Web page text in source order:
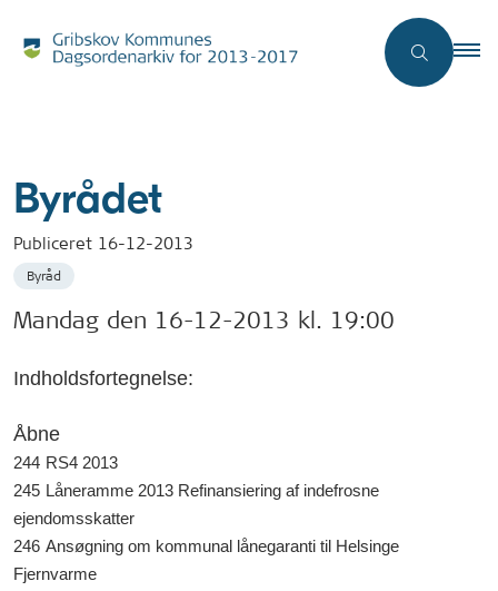
Byrådet
Publiceret 16-12-2013
Byråd
Mandag den 16-12-2013 kl. 19:00
Indholdsfortegnelse:
Åbne
244 RS4 2013
245 Låneramme 2013 Refinansiering af indefrosne
ejendomsskatter
246 Ansøgning om kommunal lånegaranti til Helsinge
Fjernvarme